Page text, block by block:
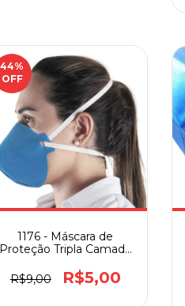
44%
OFF
1176 - Máscara de
Proteção Tripla Camada
R$9,00
R$5,00